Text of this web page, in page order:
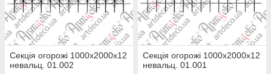
Секція огорожі 1000х2000х12
невальц. 01.002
Секція огорожі 1000х2000х12
невальц. 01.001